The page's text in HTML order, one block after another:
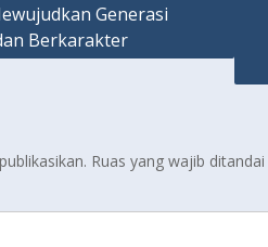
Generasi
Berkarakter
Ruas yang wajib ditandai